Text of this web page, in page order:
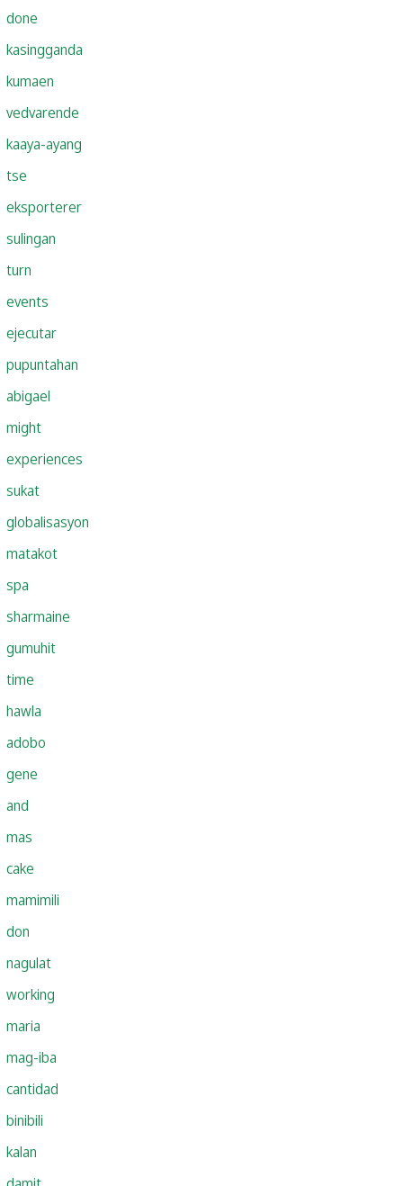
done
kasingganda
kumaen
vedvarende
kaaya-ayang
tse
eksporterer
sulingan
turn
events
ejecutar
pupuntahan
abigael
might
experiences
sukat
globalisasyon
matakot
spa
sharmaine
gumuhit
time
hawla
adobo
gene
and
mas
cake
mamimili
don
nagulat
working
maria
mag-iba
cantidad
binibili
kalan